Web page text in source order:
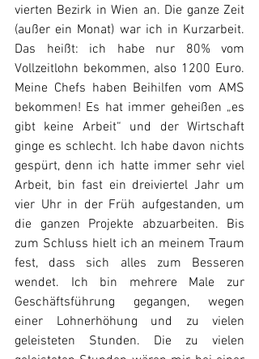
vierten Bezirk in Wien an. Die ganze Zeit
(außer ein Monat) war ich in Kurzarbeit.
Das heißt: ich habe nur 80% vom
Vollzeitlohn bekommen, also 1200 Euro.
Meine Chefs haben Beihilfen vom AMS
bekommen! Es hat immer geheißen „es
gibt keine Arbeit“ und der Wirtschaft
ginge es schlecht. Ich habe davon nichts
gespürt, denn ich hatte immer sehr viel
Arbeit, bin fast ein dreiviertel Jahr um
vier Uhr in der Früh aufgestanden, um
die ganzen Projekte abzuarbeiten. Bis
zum Schluss hielt ich an meinem Traum
fest, dass sich alles zum Besseren
wendet. Ich bin mehrere Male zur
Geschäftsführung gegangen, wegen
einer Lohnerhöhung und zu vielen
geleisteten Stunden. Die zu vielen